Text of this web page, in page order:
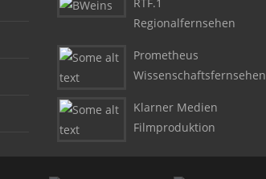
Regionalfernsehen
Prometheus
Wissenschaftsfernsehen
Klarner Medien
Filmproduktion